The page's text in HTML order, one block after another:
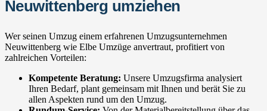
Neuwittenberg umziehen
Wer seinen Umzug einem erfahrenen Umzugsunternehmen
Neuwittenberg wie Elbe Umzüge anvertraut, profitiert von
zahlreichen Vorteilen:
Kompetente Beratung: Unsere Umzugsfirma analysiert
Ihren Bedarf, plant gemeinsam mit Ihnen und berät Sie zu
allen Aspekten rund um den Umzug.